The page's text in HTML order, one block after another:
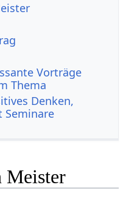
Vorträge
Thema
Denken,
Seminare
Meister